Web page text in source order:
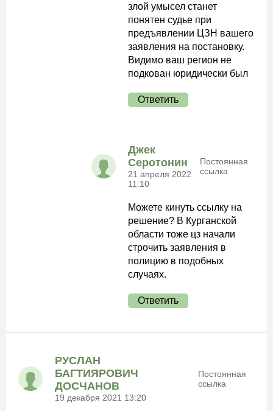
злой умысел станет
понятен судье при
предъявлении ЦЗН вашего
заявления на постановку.
Видимо ваш регион не
подкован юридически был
Ответить
Джек
Серотонин
21 апреля 2022
11:10
Постоянная
ссылка
Можете кинуть ссылку на
решение? В Курганской
области тоже цз начали
строчить заявления в
полицию в подобных
случаях.
Ответить
РУСЛАН
БАГТИЯРОВИЧ
ДОСЧАНОВ
19 декабря 2021 13:20
Постоянная
ссылка